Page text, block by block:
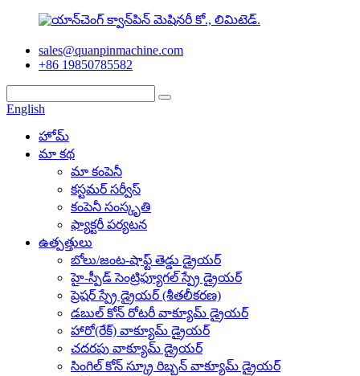
sales@quanpinmachine.com
+86 19850785582
English
హోమ్
మా కథ
మా కంపెనీ
కస్టమర్ సర్వీస్
కంపెనీ సంస్కృతి
ఫ్యాక్టరీ పర్యటన
ఉత్పత్తులు
బోలు/జంట-షాఫ్ట్ తెడ్డు డ్రైయర్
హై-స్పీడ్ సెంట్రిఫ్యూగల్ స్ప్రే డ్రైయర్
ప్రెషర్ స్ప్రే డ్రైయర్ (శీతలీకరణ)
డబుల్ కోన్ రోటరీ వాక్యూమ్ డ్రైయర్
హారో(రేక్) వాక్యూమ్ డ్రైయర్
చదరపు వాక్యూమ్ డ్రైయర్
సింగిల్ కోన్ స్క్రూ రిబ్బన్ వాక్యూమ్ డ్రైయర్